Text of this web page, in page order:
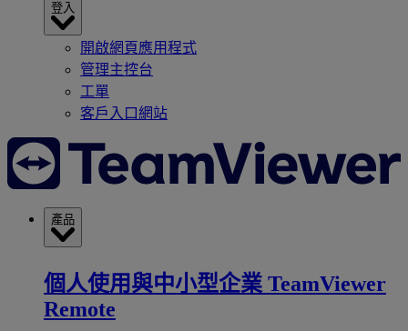
登入
開啟網頁應用程式
管理主控台
工單
客戶入口網站
產品
個人使用與中小型企業 TeamViewer
Remote